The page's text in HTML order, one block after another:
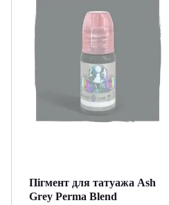
Пігмент для татуажа Ash
Grey Perma Blend